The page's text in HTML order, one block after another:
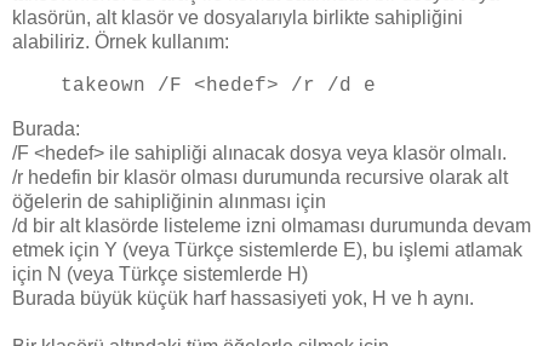
klasörün, alt klasör ve dosyalarıyla birlikte sahipliğini
alabiliriz. Örnek kullanım:
takeown /F <hedef> /r /d e
Burada:
/F <hedef> ile sahipliği alınacak dosya veya klasör olmalı.
/r hedefin bir klasör olması durumunda recursive olarak alt
öğelerin de sahipliğinin alınması için
/d bir alt klasörde listeleme izni olmaması durumunda devam
etmek için Y (veya Türkçe sistemlerde E), bu işlemi atlamak
için N (veya Türkçe sistemlerde H)
Burada büyük küçük harf hassasiyeti yok, H ve h aynı.